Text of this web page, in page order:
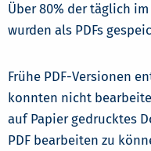
Über 80% der täglich
wurden als PDFs
Frühe PDF-Versionen
konnten nicht
auf Papier gedrucktes
PDF bearbeiten zu